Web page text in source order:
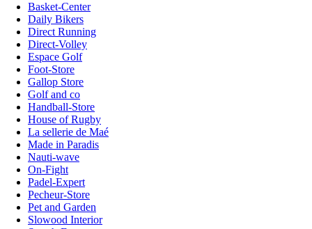
Basket-Center
Daily Bikers
Direct Running
Direct-Volley
Espace Golf
Foot-Store
Gallop Store
Golf and co
Handball-Store
House of Rugby
La sellerie de Maé
Made in Paradis
Nauti-wave
On-Fight
Padel-Expert
Pecheur-Store
Pet and Garden
Slowood Interior